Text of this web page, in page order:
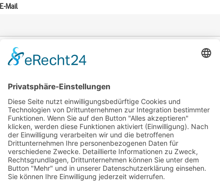
E-Mail
Nachname
Datenschutz
Ich willige ein, dass meine eingegebene Daten entsprechend unserer